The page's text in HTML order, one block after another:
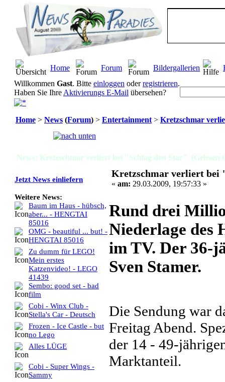
Home Forum Bildergallerien
Willkommen Gast. Bitte einloggen oderregistrieren.
Haben Sie Ihre Aktivierungs E-Mail übersehen?
Home > News (Forum) > Entertainment > Kretzschmar
News: Kretzschmar verliert bei "Schlag den Star" (Gelesen
Jetzt News einliefern
Weitere News:
Baum im Haus - hübsch,
aber... - HENGTAI
85016
OMG - beautiful ... but! -
HENGTAI 85016
Zu dumm für LEGO!
Mein erstes
Katzenvideo! - LEGO
41439
Sembo: good set - bad
film
Cobi - Winx Club -
Stella's Car - Deutsch
Frozen - Ice Castle - but
no Lego
Alles LÜGE
Cobi - Super Wings -
Sammy
Kretzschmar verliert bei
« am: 29.03.2009, 19:57:33 »
Rund drei
Niederlage des
im TV. Der 36-
Sven Stamer.
Die Sendung war
Freitag Abend.
der 14 - 49-
Marktanteil.